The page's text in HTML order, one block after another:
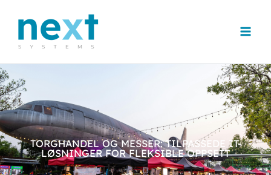
TORGHANDEL OG MESSER: TILPASSEDE IT-
LØSNINGER FOR FLEKSIBLE OPPSETT